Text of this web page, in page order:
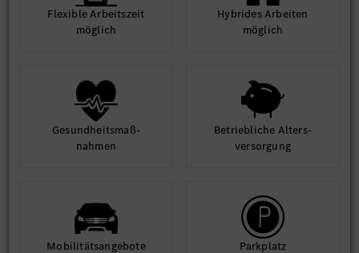
Flexible Arbeits­zeit
möglich
Hybrides Arbeiten
möglich
Gesund­heits­maß­
nahmen
Betrieb­liche Alters­
ver­sorgung
Mobilitäts­angebote Park­platz